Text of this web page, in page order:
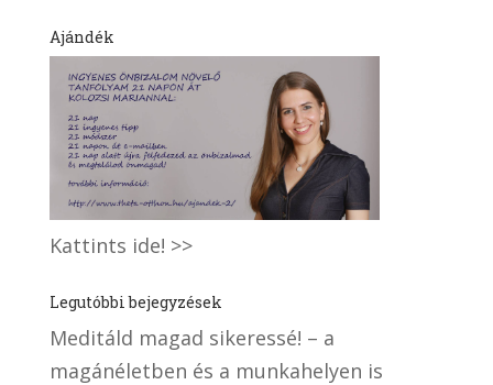
Ajándék
Kattints ide! >>
Legutóbbi bejegyzések
Meditáld magad sikeressé! – a
magánéletben és a munkahelyen is